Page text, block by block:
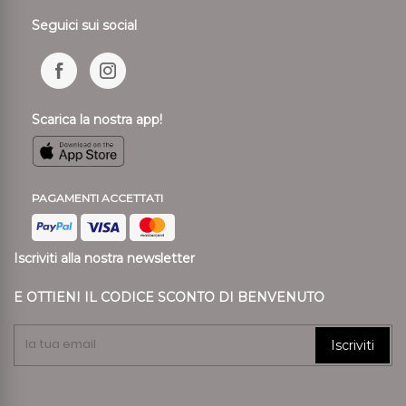
Seguici sui social
Scarica la nostra app!
PAGAMENTI ACCETTATI
Iscriviti alla nostra newsletter
E OTTIENI IL CODICE SCONTO DI BENVENUTO
Iscriviti